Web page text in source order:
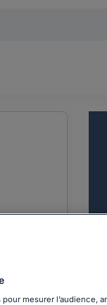
mesurer l’audience,